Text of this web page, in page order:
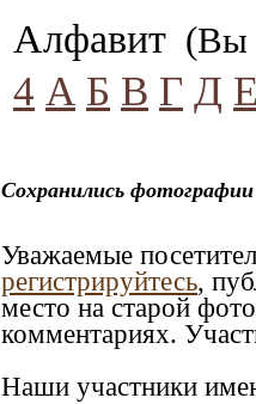
Алфавит (Вы
4 А Б В Г Д
Сохранились
Уважаемые
регистрируйтесь,
место на старой
комментариях.
Наши участники